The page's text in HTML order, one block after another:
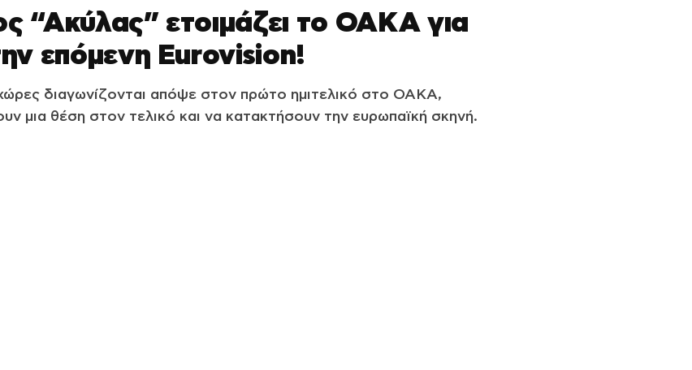
“Ακύλας” ετοιμάζει το ΟΑΚΑ για
επόμενη Eurovision!
διαγωνίζονται απόψε στον πρώτο ημιτελικό στο ΟΑΚΑ,
μια θέση στον τελικό και να κατακτήσουν την ευρωπαϊκή σκηνή.